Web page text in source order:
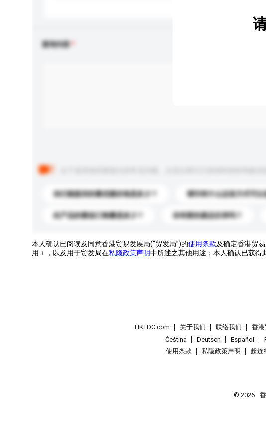
查询内容
你们能提供的最优惠价格是多少？ 请问有什么运送方式可以
此产品的最低订购量是多少？ 你有新的產品目录吗？
本人确认已阅读及同意香港贸易发展局(“贸发局”)的使用条款及确定香港贸
用﹞，以及用于贸发局在私隐政策声明中所述之其他用途；本人确认已获得
HKTDC.com 关于我们 联络我们 香
Čeština
Deutsch Español
使用条款
私隐政策声明 超连
© 2026